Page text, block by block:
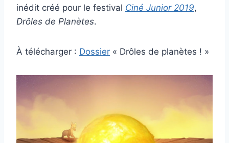
inédit créé pour le festival Ciné Junior 2019,
Drôles de Planètes.
À télécharger : Dossier « Drôles de planètes ! »